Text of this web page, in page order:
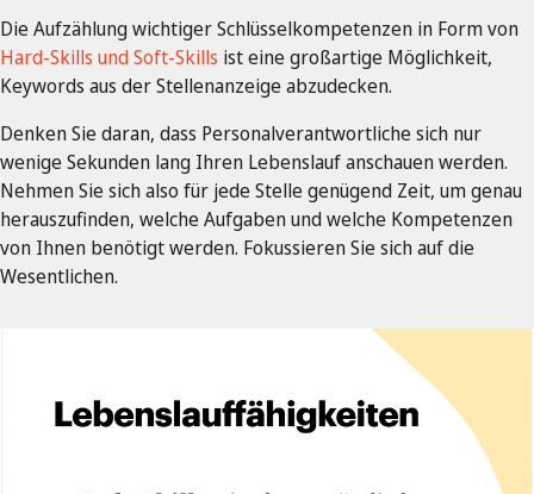
Die Aufzählung wichtiger Schlüsselkompetenzen in Form von
Hard-Skills und Soft-Skills ist eine großartige Möglichkeit,
Keywords aus der Stellenanzeige abzudecken.
Denken Sie daran, dass Personalverantwortliche sich nur
wenige Sekunden lang Ihren Lebenslauf anschauen werden.
Nehmen Sie sich also für jede Stelle genügend Zeit, um genau
herauszufinden, welche Aufgaben und welche Kompetenzen
von Ihnen benötigt werden. Fokussieren Sie sich auf die
Wesentlichen.